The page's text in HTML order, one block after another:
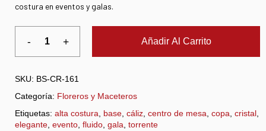
costura en eventos y galas.
Añadir Al Carrito
SKU: BS-CR-161
Categoría: Floreros y Maceteros
Etiquetas: alta costura base cáliz centro de mesa copa cristal
elegante evento fluido gala torrente